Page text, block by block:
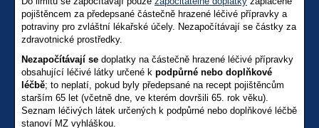
pojištěncem za předepsané částečně hrazené léčivé přípravky a
potraviny pro zvláštní lékařské účely. Nezapočítávají se částky za
zdravotnické prostředky.
Nezapočítávají se doplatky na částečně hrazené léčivé přípravky
obsahující léčivé látky určené k podpůrné nebo doplňkové
léčbě; to neplatí, pokud byly předepsané na recept pojištěncům
starším 65 let (včetně dne, ve kterém dovršili 65. rok věku).
Seznam léčivých látek určených k podpůrné nebo doplňkové léčbě
stanoví MZ vyhláškou.